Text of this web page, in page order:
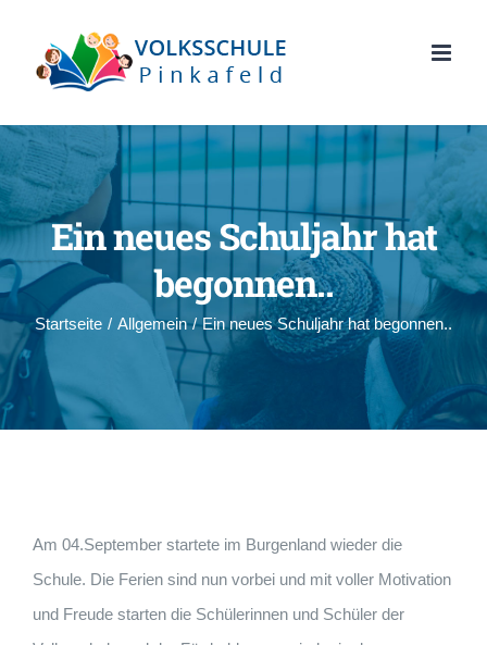
springen
Ein neues Schuljahr hat
begonnen..
Startseite / Allgemein / Ein neues Schuljahr hat begonnen..
Am 04.September startete im Burgenland wieder die
Schule. Die Ferien sind nun vorbei und mit voller Motivation
und Freude starten die Schülerinnen und Schüler der